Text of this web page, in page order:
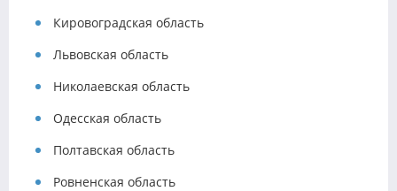
Кировоградская область
Львовская область
Николаевская область
Одесская область
Полтавская область
Ровненская область